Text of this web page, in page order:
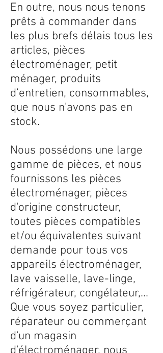
En outre, nous nous tenons
prêts à commander dans
les plus brefs délais tous les
articles, pièces
électroménager, petit
ménager, produits
d’entretien, consommables,
que nous n'avons pas en
stock.
Nous possédons une large
gamme de pièces, et nous
fournissons les pièces
électroménager, pièces
d'origine constructeur,
toutes pièces compatibles
et/ou équivalentes suivant
demande pour tous vos
appareils électroménager,
lave vaisselle, lave-linge,
réfrigérateur, congélateur,...
Que vous soyez particulier,
réparateur ou commerçant
d'un magasin